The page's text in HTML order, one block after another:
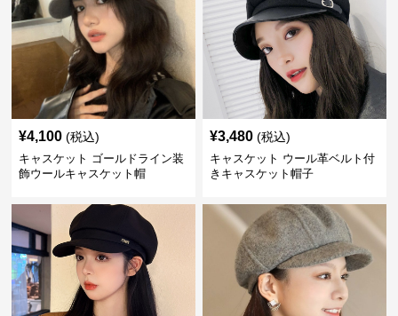
¥4,100 (税込)
キャスケット ゴールドライン装
飾ウールキャスケット帽
¥3,480 (税込)
キャスケット ウール革ベルト付
きキャスケット帽子